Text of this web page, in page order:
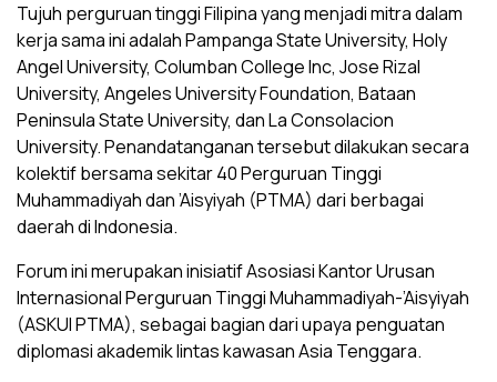
Tujuh perguruan tinggi Filipina yang menjadi mitra dalam
kerja sama ini adalah Pampanga State University, Holy
Angel University, Columban College Inc, Jose Rizal
University, Angeles University Foundation, Bataan
Peninsula State University, dan La Consolacion
University. Penandatanganan tersebut dilakukan secara
kolektif bersama sekitar 40 Perguruan Tinggi
Muhammadiyah dan ’Aisyiyah (PTMA) dari berbagai
daerah di Indonesia.
Forum ini merupakan inisiatif Asosiasi Kantor Urusan
Internasional Perguruan Tinggi Muhammadiyah-’Aisyiyah
(ASKUI PTMA), sebagai bagian dari upaya penguatan
diplomasi akademik lintas kawasan Asia Tenggara.